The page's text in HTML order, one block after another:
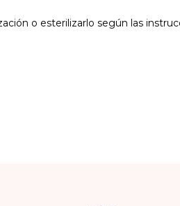
o esterilizarlo según las